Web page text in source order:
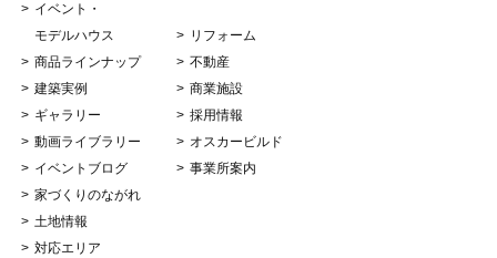
イベント・
モデルハウス
商品ラインナップ
建築実例
ギャラリー
動画ライブラリー
イベントブログ
家づくりのながれ
土地情報
対応エリア
リフォーム
不動産
商業施設
採用情報
オスカービルド
事業所案内